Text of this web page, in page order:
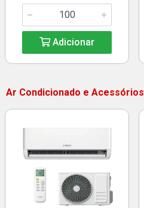
Adicionar
Ar Condicionado e Acessórios